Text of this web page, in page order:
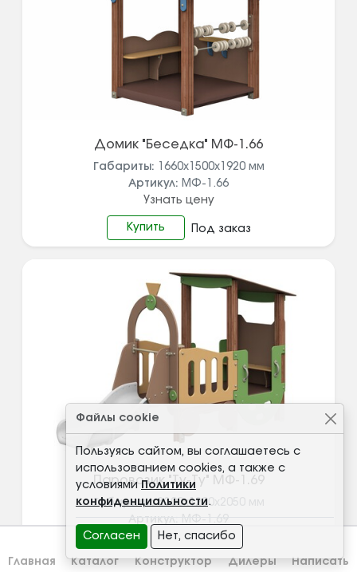
Домик "Беседка" МФ-1.66
Габариты: 1660х1500х1920 мм
Артикул: МФ-1.66
Узнать цену
Купить Под заказ
Паровозик "Ту-Ту" МФ-1.69
Габариты:3300х1200х2050
Узнать цену
Купить Под заказ
Файлы cookie
Пользуясь сайтом, вы соглашаетесь с
использованием cookies, а также с
условиямиПолитики
конфиденциальности.
Согласен Нет, спасибо
Главная Каталог Конструктор Дилеры Написать